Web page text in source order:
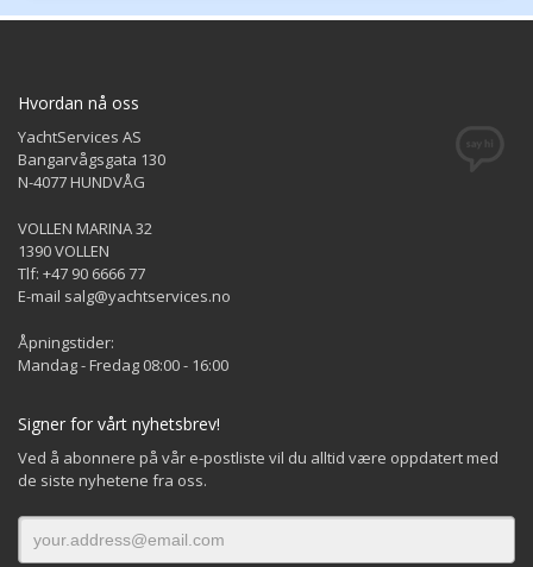
Hvordan nå oss
YachtServices AS
Bangarvågsgata 130
N-4077 HUNDVÅG
VOLLEN MARINA 32
1390 VOLLEN
Tlf: +47 90 6666 77
E-mail salg@yachtservices.no
Åpningstider:
Mandag - Fredag 08:00 - 16:00
Signer for vårt nyhetsbrev!
Ved å abonnere på vår e-postliste vil du alltid være oppdatert med
de siste nyhetene fra oss.